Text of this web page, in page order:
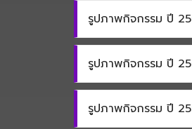
รูปภาพกิจกรรม ปี
รูปภาพกิจกรรม ปี
รูปภาพกิจกรรม ปี